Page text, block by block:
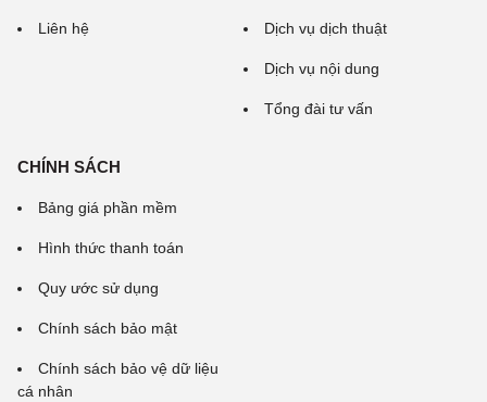
Liên hệ Dịch vụ dịch thuật
Dịch vụ nội dung
Tổng đài tư vấn
CHÍNH SÁCH
Bảng giá phần mềm
Hình thức thanh toán
Quy ước sử dụng
Chính sách bảo mật
Chính sách bảo vệ dữ liệu
cá nhân